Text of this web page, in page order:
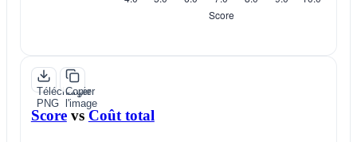
Télécharger
PNG
Copier
l'image
Score vs Coût total